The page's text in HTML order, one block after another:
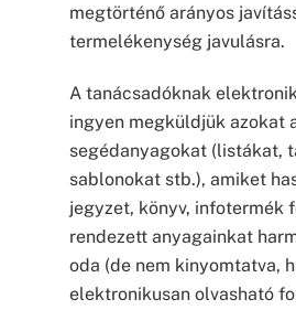
megtörténő arányos
termelékenység javulásra.
A tanácsadóknak
ingyen megküldjük azokat
segédanyagokat (listákat,
sablonokat stb.), amiket
jegyzet, könyv, infotermék
rendezett anyagainkat
oda (de nem kinyomtatva,
elektronikusan olvasható